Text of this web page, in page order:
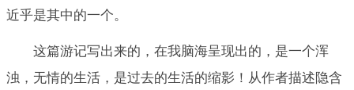
近乎是其中的一个。
这篇游记写出来的，在我脑海呈现出的，是一个浑
浊，无情的生活，是过去的生活的缩影！从作者描述隐含